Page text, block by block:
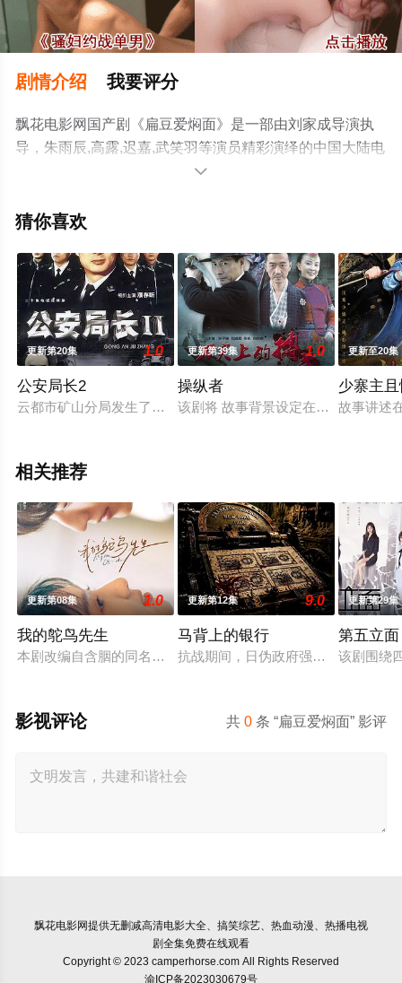
剧情介绍 我要评分
飘花电影网国产剧《扁豆爱焖面》是一部由刘家成导演执
导，朱雨辰,高露,迟嘉,武笑羽等演员精彩演绎的中国大陆电
视剧，手机免费观看高清未删减完整版电视剧全集就上飘
至豆瓣电视剧、电视猫或剧情网等平台了解。

猜你喜欢
更新第20集 1.0
公安局长2
云都市矿山分局发生了一起重大失枪案，此案引起了公安部门
更新第39集 1.0
操纵者
该剧将 故事背景设定在1939年春，
更新至20集
少寨主
故事讲述
相关推荐
更新第08集 1.0
我的鸵鸟先生
本剧改编自含胭的同名小说，讲述了邻家女孩庞倩（苏晓彤 饰
更新第12集 9.0
马背上的银行
抗战期间，日伪政府强行推广、使用
更新第29集
第五立面
该剧围绕
共0 条 “扁豆爱焖面” 影评
影视评论
飘花电影网提供无删减高清电影大全、搞笑综艺、热血动漫、热播电视
剧全集免费在线观看
Copyright © 2023 camperhorse.com All Rights Reserved
渝ICP备2023030679号